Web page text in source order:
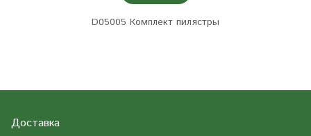
D05005 Комплект пилястры
Доставка